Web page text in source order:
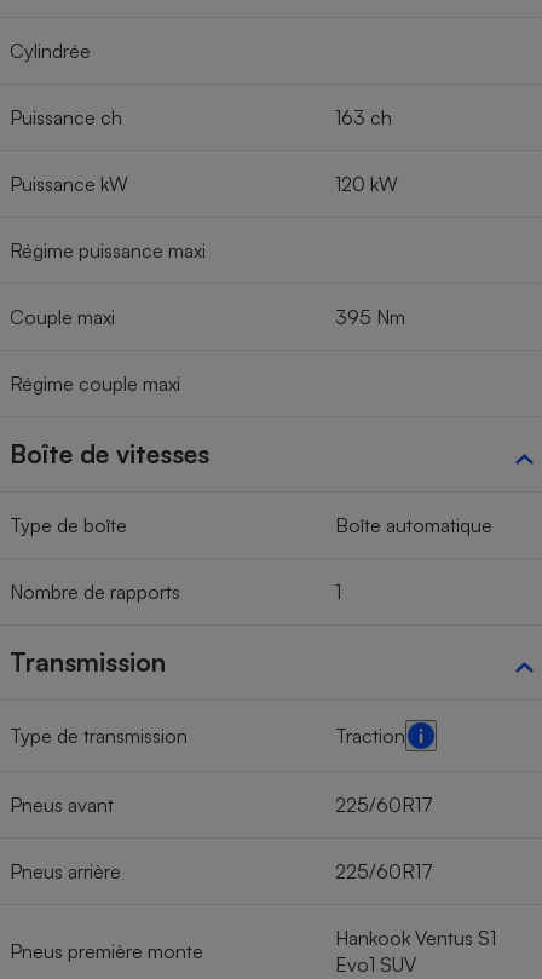
Cylindrée
Puissance ch 163 ch
Puissance kW 120 kW
Régime puissance maxi
Couple maxi 395 Nm
Régime couple maxi
Boîte de vitesses
Type de boîte Boîte automatique
Nombre de rapports 1
Transmission
Type de transmission Traction
Pneus avant 225/60R17
Pneus arrière 225/60R17
Pneus première monte
Hankook Ventus S1
Evo1 SUV